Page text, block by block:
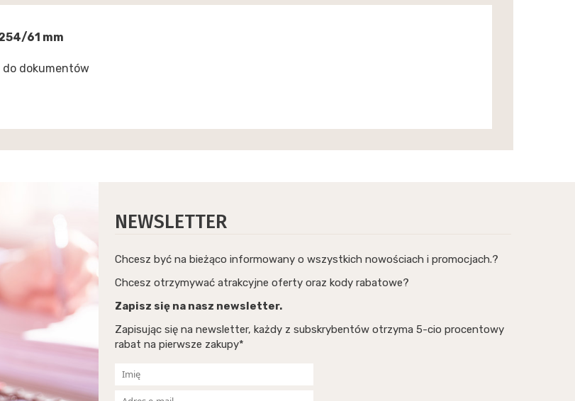
61 mm
dokumentów
NEWSLETTER
Chcesz być na bieżąco informowany o wszystkich nowościach i promocjach.?
Chcesz otrzymywać atrakcyjne oferty oraz kody rabatowe?
Zapisz się na nasz newsletter.
Zapisując się na newsletter, każdy z subskrybentów otrzyma 5-cio procentowy
rabat na pierwsze zakupy*